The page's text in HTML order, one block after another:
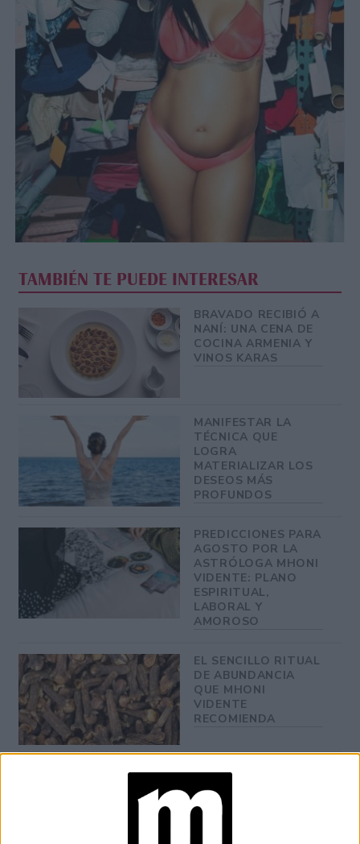
TAMBIÉN TE PUEDE INTERESAR
BRAVADO RECIBIÓ A
NANÍ: UNA CENA DE
COCINA ARMENIA Y
VINOS KARAS
MANIFESTAR LA
TÉCNICA QUE
LOGRA
MATERIALIZAR LOS
DESEOS MÁS
PROFUNDOS
PREDICCIONES PARA
AGOSTO POR LA
ASTRÓLOGA MHONI
VIDENTE: PLANO
ESPIRITUAL,
LABORAL Y
AMOROSO
EL SENCILLO RITUAL
DE ABUNDANCIA
QUE MHONI
VIDENTE
RECOMIENDA
Para completar el look, Rihannalucio un conjunto rosado